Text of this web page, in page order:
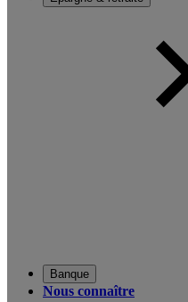
Banque
Nous connaître